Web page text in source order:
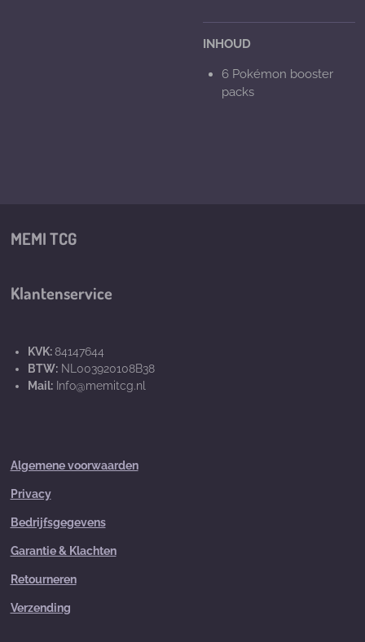
INHOUD
6 Pokémon booster
packs
MEMI TCG
Klantenservice
KVK:84147644
BTW: NL003920108B38
Mail:Info@memitcg.nl
Algemene voorwaarden
Privacy
Bedrijfsgegevens
Garantie & Klachten
Retourneren
Verzending